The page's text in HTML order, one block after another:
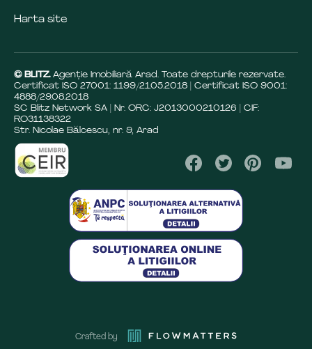
Harta site
© BLITZ. Agenție Imobiliară Arad. Toate drepturile rezervate.
Certificat ISO 27001: 1199/21.05.2018 | Certificat ISO 9001:
4888/29.08.2018
SC Blitz Network SA | Nr. ORC: J2013000210126 | CIF:
RO31138322
Str. Nicolae Bălcescu, nr. 9, Arad
Crafted by